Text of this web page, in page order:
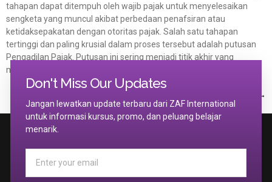
tahapan dapat ditempuh oleh wajib pajak untuk menyelesaikan
sengketa yang muncul akibat perbedaan penafsiran atau
ketidaksepakatan dengan otoritas pajak. Salah satu tahapan
tertinggi dan paling krusial dalam proses tersebut adalah putusan
Pengadilan Pajak. Putusan ini sering menjadi titik akhir yang
menentukan apakah tindakan, keberatan, atau koreksi […]
→
Don't Miss Our Updates
Jangan lewatkan update terbaru dari ZAF International
untuk informasi kursus, promo, dan peluang belajar
menarik.